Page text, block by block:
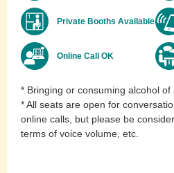
Private Booths Available
Online Call OK
* Bringing or consuming alcohol of
* All seats are open for
online calls, but please be
terms of voice volume, etc.